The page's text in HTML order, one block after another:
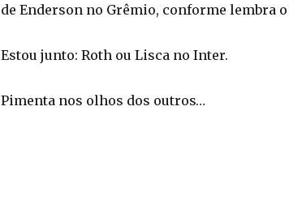
de Enderson no Grêmio, conforme lembra
Estou junto: Roth ou Lisca no Inter.
Pimenta nos olhos dos outros…